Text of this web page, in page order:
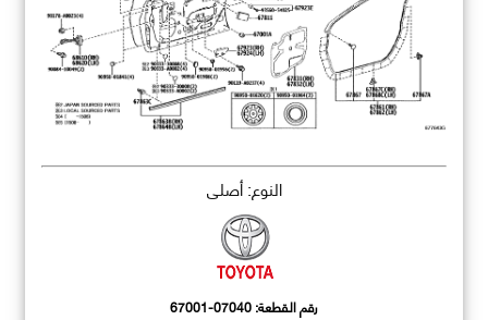
النوع: أصلي
رقم القطعة:67001-07040